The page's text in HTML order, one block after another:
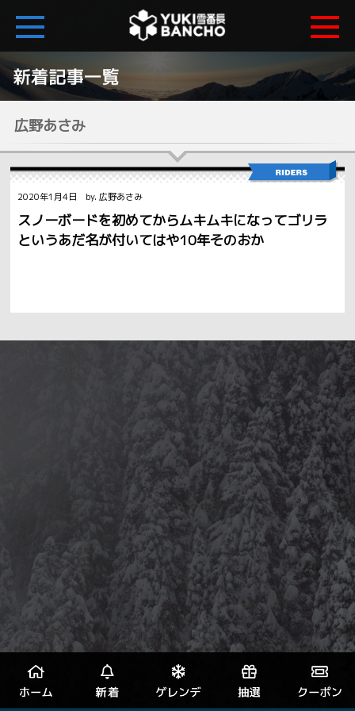
広野あさみ
2020年1月4日 by. 広野あさみ
スノーボードを初めてからムキムキになってゴリラ
というあだ名が付いてはや10年そのおか